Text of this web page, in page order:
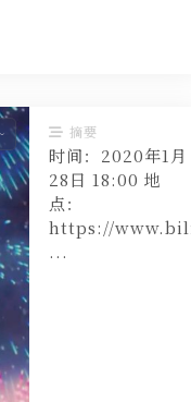
摘要
时间：2020年1月
28日 18:00 地
点：
https://
...